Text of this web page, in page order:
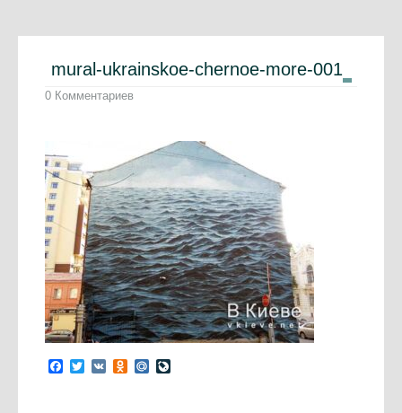
mural-ukrainskoe-chernoe-more-001
0 Комментариев
Facebook
Twitter
VK Odnoklassniki
Mail.Ru